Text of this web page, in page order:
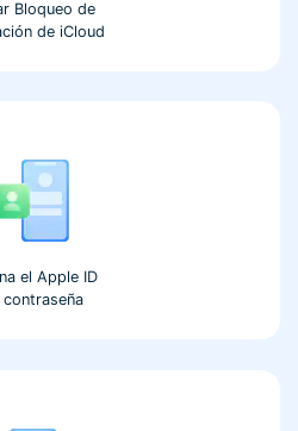
Bloqueo de
de iCloud
el Apple ID
contraseña󠀲󠀡󠀥󠀤󠀦󠀥󠀩󠀣󠀣